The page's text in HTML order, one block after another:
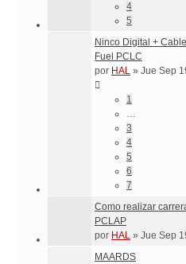
4
5
Ninco Digital +
Fuel PCLC
por HAL » Jue Sep
1
…
3
4
5
6
7
Como realizar
PCLAP
por HAL » Jue Sep
MAARDS